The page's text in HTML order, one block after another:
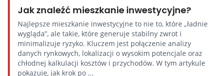
Jak znaleźć mieszkanie inwestycyjne?
Najlepsze mieszkanie inwestycyjne to nie to, które „ładnie
wygląda”, ale takie, które generuje stabilny zwrot i
minimalizuje ryzyko. Kluczem jest połączenie analizy
danych rynkowych, lokalizacji o wysokim potencjale oraz
chłodnej kalkulacji kosztów i przychodów. W tym artykule
pokazuję, jak krok po ...